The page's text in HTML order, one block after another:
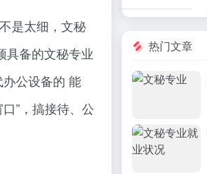
是太细，文秘
具备的文秘专业
公设备的 能
”，搞接待、公
热门文章